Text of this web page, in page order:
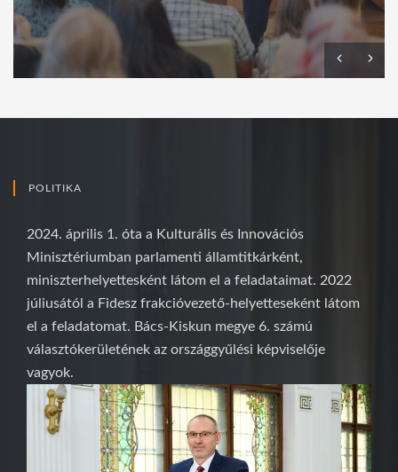
POLITIKA
2024. április 1. óta a Kulturális és Innovációs
Minisztériumban parlamenti államtitkárként,
miniszterhelyettesként látom el a feladataimat. 2022
júliusától a Fidesz frakcióvezető-helyetteseként látom
el a feladatomat. Bács-Kiskun megye 6. számú
választókerületének az országgyűlési képviselője
vagyok.